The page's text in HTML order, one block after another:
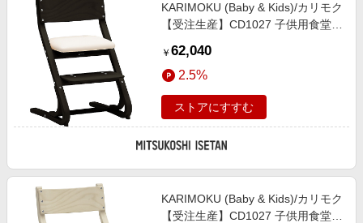
KARIMOKU (Baby & Kids)/カリモク
【受注生産】CD1027 子供用食堂椅
ボリー色 机・デスク【三越伊勢丹/
公式】
￥ 62,040
2.5%
ストアにすすむ
KARIMOKU (Baby & Kids)/カリモク
【受注生産】CD1027 子供用食堂椅